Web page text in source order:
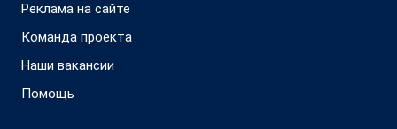
Реклама на сайте
Команда проекта
Наши вакансии
Помощь